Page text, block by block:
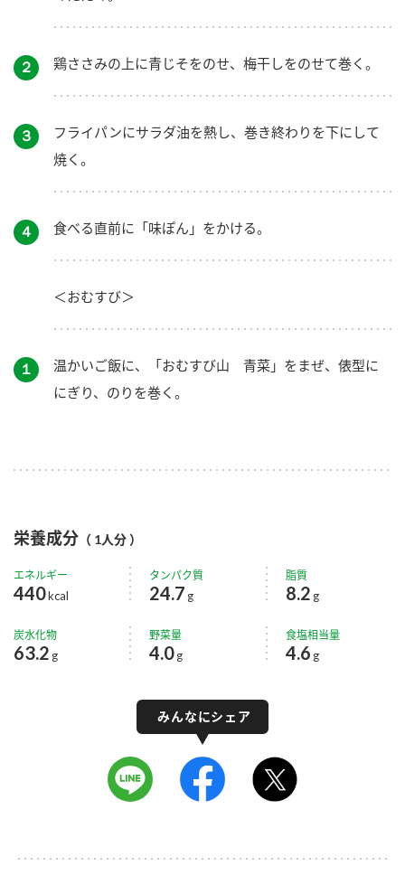
２ 鶏ささみの上に青じそをのせ、梅干しをのせて巻く。
３
フライパンにサラダ油を熱し、巻き終わりを下にして
焼く。
４ 食べる直前に「味ぽん」をかける。
＜おむすび＞
１
温かいご飯に、「おむすび山 青菜」をまぜ、俵型に
にぎり、のりを巻く。
栄養成分 （ 1人分 ）
エネルギー
440kcal
タンパク質
24.7 g
脂質
8.2 g
炭水化物
63.2 g
野菜量
4.0g
食塩相当量
4.6 g